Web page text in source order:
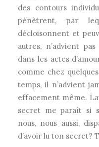
des contours
pénètrent, par
décloisonnent et
autres, n’advient
dans les actes
comme chez
temps, il n’advient
effacement même.
secret me paraît si
nous, nous aussi,
d’avoir lu ton secret?